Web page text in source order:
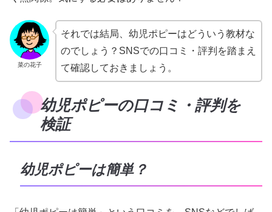
菜の花子
それでは結局、幼児ポピーはどういう教材な
のでしょう？SNSでの口コミ・評判を踏まえ
て確認しておきましょう。
幼児ポピーの口コミ・評判を
検証
幼児ポピーは簡単？